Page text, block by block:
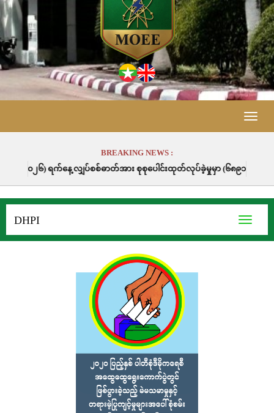
Toggle
BREAKING NEWS :
ေ့ လျှပ်စစ်ဓာတ်အား စုစုပေါင်းထုတ်လုပ်ခဲ့မှုမှာ (၆၈၉၁၁.၃) မဂ္ဂါဝပ်နာရီဖြစ်ပ
Toggle
DHPI